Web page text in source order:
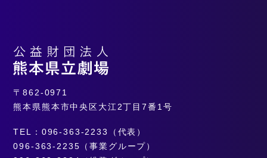
〒862-0971
熊本県熊本市中央区大江2丁目7番1号
TEL：096-363-2233（代表）
096-363-2235（事業グループ）